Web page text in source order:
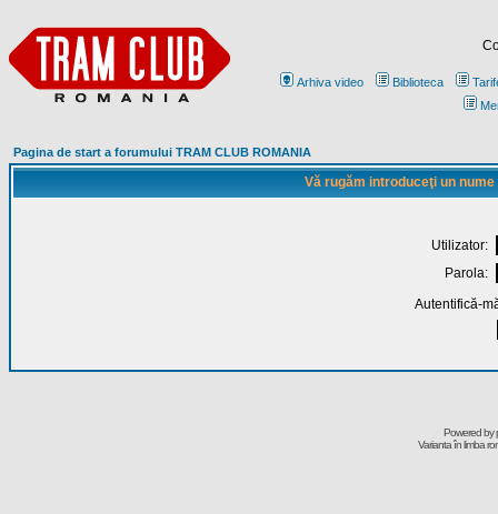
Arhiva video Biblioteca
Pagina de start a forumului TRAM CLUB ROMANIA
Vă rugăm introduceţi un
Utilizator:
Parola:
Autentifică-
Powered by
Varianta în limba